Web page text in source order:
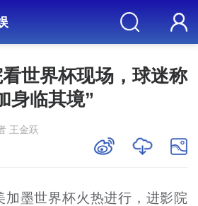
世界杯现场，球迷称
身临其境”
王金跃
加墨世界杯火热进行，进影院